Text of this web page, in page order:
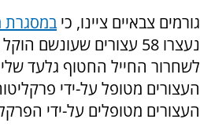
גורמים צבאיים ציינו, כי במסגרת
נעצרו 58 עצורים
לשחרור החייל החטוף גלעד
העצורים מטופלים על-ידי